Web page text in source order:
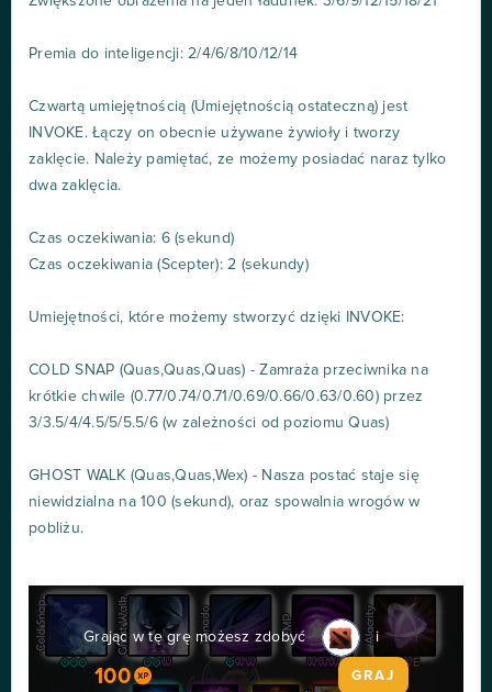
Premia do inteligencji: 2/4/6/8/10/12/14
Czwartą umiejętnością (Umiejętnością ostateczną) jest
INVOKE. Łączy on obecnie używane żywioły i tworzy
zaklęcie. Należy pamiętać, ze możemy posiadać naraz tylko
dwa zaklęcia.
Czas oczekiwania: 6 (sekund)
Czas oczekiwania (Scepter): 2 (sekundy)
Umiejętności, które możemy stworzyć dzięki INVOKE:
COLD SNAP (Quas,Quas,Quas) - Zamraża przeciwnika na
krótkie chwile (0.77/0.74/0.71/0.69/0.66/0.63/0.60) przez
3/3.5/4/4.5/5/5.5/6 (w zależności od poziomu Quas)
GHOST WALK (Quas,Quas,Wex) - Nasza postać staje się
niewidzialna na 100 (sekund), oraz spowalnia wrogów w
pobliżu.
Grając w tę grę możesz zdobyć i
100 GRAJ